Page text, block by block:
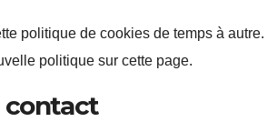
politique de cookies de temps à
politique sur cette page.
contact